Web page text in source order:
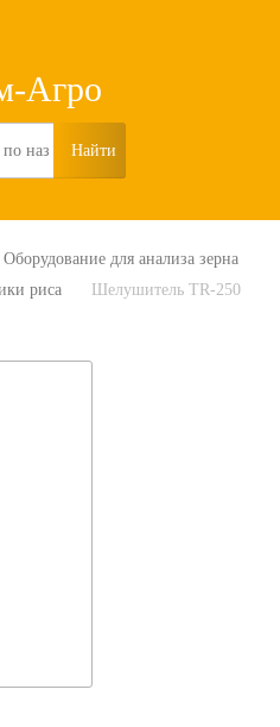
Оборудование для анализа зерна
риса
Шелушитель TR-250